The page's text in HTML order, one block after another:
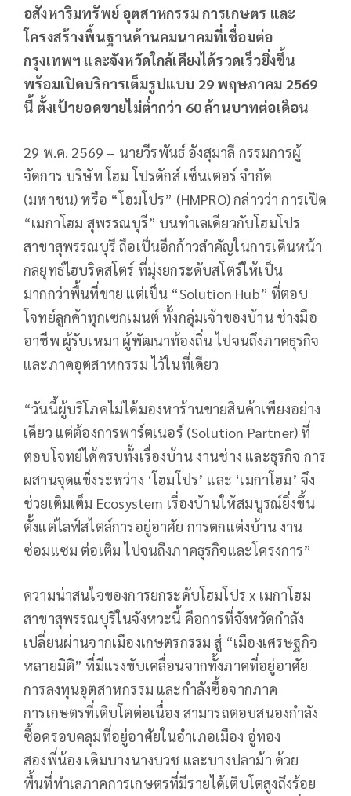
อสังหาริมทรัพย์ อุตสาหกรรม การเกษตร และ
โครงสร้างพื้นฐานด้านคมนาคมที่เชื่อมต่อ
กรุงเทพฯ และจังหวัดใกล้เคียงได้รวดเร็วยิ่งขึ้น
พร้อมเปิดบริการเต็มรูปแบบ 29 พฤษภาคม 2569
นี้ ตั้งเป้ายอดขายไม่ต่ำกว่า 60ล้านบาทต่อเดือน
29 พ.ค. 2569 – นายวีรพันธ์ อังสุมาลี กรรมการผู้
จัดการ บริษัท โฮม โปรดักส์ เซ็นเตอร์ จำกัด
(มหาชน) หรือ “โฮมโปร” (HMPRO) กล่าวว่า การเปิด
“เมกาโฮม สุพรรณบุรี” บนทำเลเดียวกับโฮมโปร
สาขาสุพรรณบุรี ถือเป็นอีกก้าวสำคัญในการเดินหน้า
กลยุทธ์ไฮบริดสโตร์ ที่มุ่งยกระดับสโตร์ให้เป็น
มากกว่าพื้นที่ขาย แต่เป็น “Solution Hub” ที่ตอบ
โจทย์ลูกค้าทุกเซกเมนต์ ทั้งกลุ่มเจ้าของบ้าน ช่างมือ
อาชีพ ผู้รับเหมา ผู้พัฒนาท้องถิ่น ไปจนถึงภาคธุรกิจ
และภาคอุตสาหกรรม ไว้ในที่เดียว
“วันนี้ผู้บริโภคไม่ได้มองหาร้านขายสินค้าเพียงอย่าง
เดียว แต่ต้องการพาร์ตเนอร์ (Solution Partner) ที่
ตอบโจทย์ได้ครบทั้งเรื่องบ้าน งานช่าง และธุรกิจ การ
ผสานจุดแข็งระหว่าง ‘โฮมโปร’ และ ‘เมกาโฮม’ จึง
ช่วยเติมเต็ม Ecosystem เรื่องบ้านให้สมบูรณ์ยิ่งขึ้น
ตั้งแต่ไลฟ์สไตล์การอยู่อาศัย การตกแต่งบ้าน งาน
ซ่อมแซม ต่อเติม ไปจนถึงภาคธุรกิจและโครงการ”
ความน่าสนใจของการยกระดับโฮมโปร x เมกาโฮม
สาขาสุพรรณบุรีในจังหวะนี้ คือการที่จังหวัดกำลัง
เปลี่ยนผ่านจากเมืองเกษตรกรรม สู่ “เมืองเศรษฐกิจ
หลายมิติ” ที่มีแรงขับเคลื่อนจากทั้งภาคที่อยู่อาศัย
การลงทุนอุตสาหกรรม และกำลังซื้อจากภาค
การเกษตรที่เติบโตต่อเนื่อง สามารถตอบสนองกำลัง
ซื้อครอบคลุมที่อยู่อาศัยในอำเภอเมือง อู่ทอง
สองพี่น้อง เดิมบางนางบวช และบางปลาม้า ด้วย
พื้นที่ทำเลภาคการเกษตรที่มีรายได้เติบโตสูงถึงร้อย